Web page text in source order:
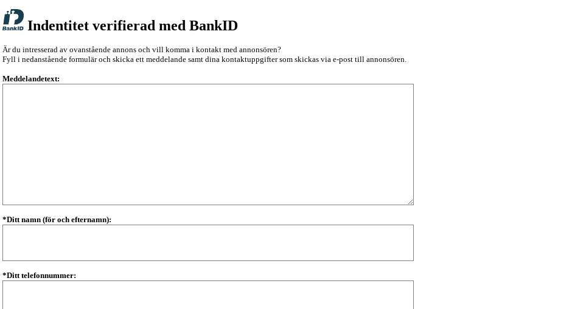
Indentitet verifierad med BankID
Är du intresserad av ovanstående annons och vill komma i kontakt med annonsören?
Fyll i nedanstående formulär och skicka ett meddelande samt dina kontaktuppgifter som skickas via e-post till annonsören.
Meddelandetext:
*Ditt namn (för och efternamn):
*Ditt telefonnummer: